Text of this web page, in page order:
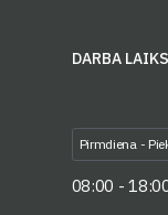
DARBA LAIKS
Pirmdiena -
08:00 -